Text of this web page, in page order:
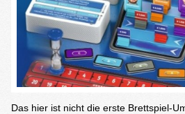
Das hier ist nicht die erste Brettspiel-